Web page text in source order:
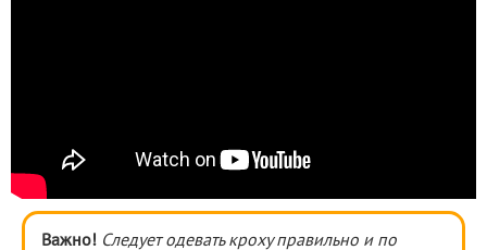
Важно! Следует одевать кроху правильно и по